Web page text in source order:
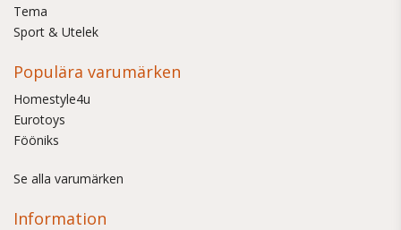
Tema
Sport & Utelek
Populära varumärken
Homestyle4u
Eurotoys
Fööniks
Se alla varumärken
Information